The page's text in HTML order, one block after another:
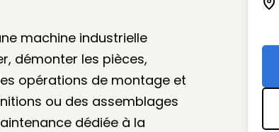
machine industrielle
démonter les pièces,
opérations de montage et
ou des assemblages
dédiée à la